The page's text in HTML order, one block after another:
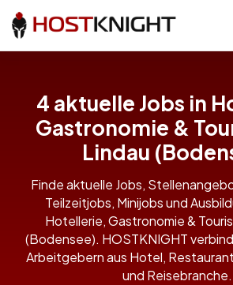
4 aktuelle Jobs in
Gastronomie &
Lindau
Finde aktuelle Jobs,
Teilzeitjobs, Minijobs und
Hotellerie, Gastronomie &
(Bodensee). HOSTKNIGHT
Arbeitgebern aus Hotel,
und Reisebranche.